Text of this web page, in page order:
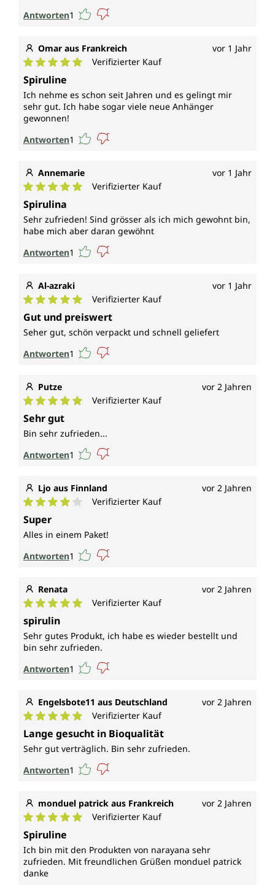
Antworten1
Omar aus Frankreich vor 1 Jahr
Durchschnittliche Bewertung von 5 von 5 Sternen
Verifizierter Kauf
Spiruline
Ich nehme es schon seit Jahren und es gelingt mir
sehr gut. Ich habe sogar viele neue Anhänger
gewonnen!
Antworten1
Annemarie vor 1 Jahr
Durchschnittliche Bewertung von 5 von 5 Sternen
Verifizierter Kauf
Spirulina
Sehr zufrieden! Sind grösser als ich mich gewohnt bin,
habe mich aber daran gewöhnt
Antworten1
Al-azraki vor 1 Jahr
Durchschnittliche Bewertung von 5 von 5 Sternen
Verifizierter Kauf
Gut und preiswert
Seher gut, schön verpackt und schnell geliefert
Antworten1
Putze vor 2 Jahren
Durchschnittliche Bewertung von 5 von 5 Sternen
Verifizierter Kauf
Sehr gut
Bin sehr zufrieden...
Antworten1
Ljo aus Finnland vor 2 Jahren
Durchschnittliche Bewertung von 4 von 5 Sternen
Verifizierter Kauf
Super
Alles in einem Paket!
Antworten1
Renata vor 2 Jahren
Durchschnittliche Bewertung von 5 von 5 Sternen
Verifizierter Kauf
spirulin
Sehr gutes Produkt, ich habe es wieder bestellt und
bin sehr zufrieden.
Antworten1
Engelsbote11 aus Deutschland vor 2 Jahren
Durchschnittliche Bewertung von 5 von 5 Sternen
Verifizierter Kauf
Lange gesucht in Bioqualität
Sehr gut verträglich. Bin sehr zufrieden.
Antworten1
monduel patrick aus Frankreich vor 2 Jahren
Durchschnittliche Bewertung von 5 von 5 Sternen
Verifizierter Kauf
Spiruline
Ich bin mit den Produkten von narayana sehr
zufrieden. Mit freundlichen Grüßen monduel patrick
danke